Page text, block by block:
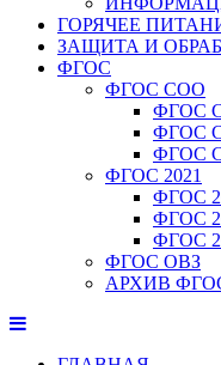
ГОРЯЧЕЕ
ЗАЩИТА И
ФГОС
ФГОС СОО
ФГОС
ФГОС
ФГОС
ФГОС 2021
ФГОС
ФГОС
ФГОС
ФГОС ОВЗ
АРХИВ